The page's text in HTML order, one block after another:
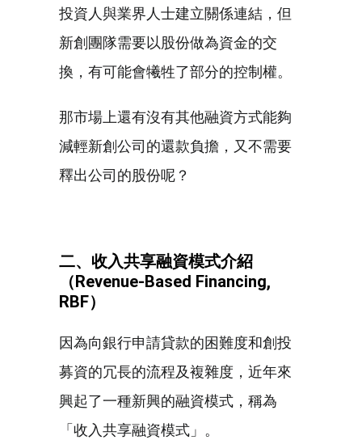
投資人與業界人士建立關係連結，但
新創團隊需要以股份做為資金的交
換，有可能會犧牲了部分的控制權。
那市場上還有沒有其他融資方式能夠
減輕新創公司的還款負擔，又不需要
釋出公司的股份呢？
二、收入共享融資模式介紹
（Revenue-Based Financing,
RBF）
因為向銀行申請貸款的困難度和創投
募資的冗長的流程及複雜度，近年來
興起了一種新興的融資模式，稱為
「收入共享融資模式」。